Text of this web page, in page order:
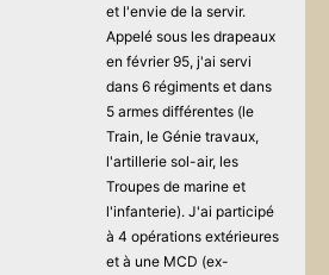
et l'envie de la servir.
Appelé sous les drapeaux
en février 95, j'ai servi
dans 6 régiments et dans
5 armes différentes (le
Train, le Génie travaux,
l'artillerie sol-air, les
Troupes de marine et
l'infanterie). J'ai participé
à 4 opérations extérieures
et à une MCD (ex-